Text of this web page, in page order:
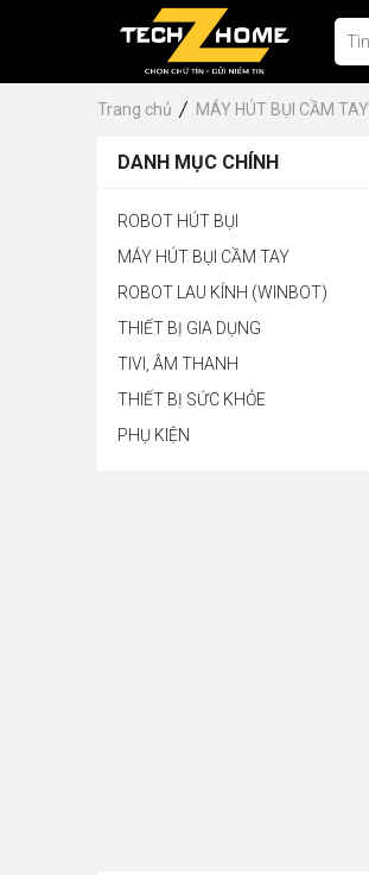
Trang chủ MÁY HÚT BỤI CẦM TAY
DANH MỤC CHÍNH
ROBOT HÚT BỤI
MÁY HÚT BỤI CẦM TAY
ROBOT LAU KÍNH (WINBOT)
THIẾT BỊ GIA DỤNG
TIVI, ÂM THANH
THIẾT BỊ SỨC KHỎE
PHỤ KIỆN